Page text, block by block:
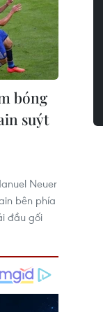
bóng
suýt
Neuer
bên phía
đầu gối